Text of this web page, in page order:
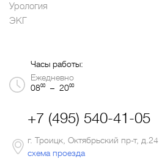
Урология
ЭКГ
Часы работы:
Ежедневно
0800– 2000
+7 (495) 540-41-05
г. Троицк, Октябрьский пр-т, д.24
схема проезда